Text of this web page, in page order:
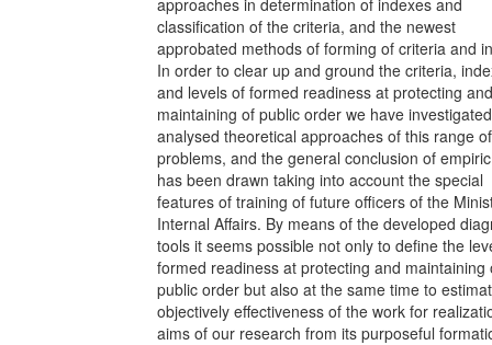
approaches in determination of indexes and
classification of the criteria, and the newest
approbated methods of forming of criteria and
In order to clear up and ground the criteria,
and levels of formed readiness at protecting and
maintaining of public order we have
analysed theoretical approaches of this range of
problems, and the general conclusion of
has been drawn taking into account the special
features of training of future officers of the
Internal Affairs. By means of the developed
tools it seems possible not only to define the
formed readiness at protecting and maintaining
public order but also at the same time to
objectively effectiveness of the work for
aims of our research from its purposeful